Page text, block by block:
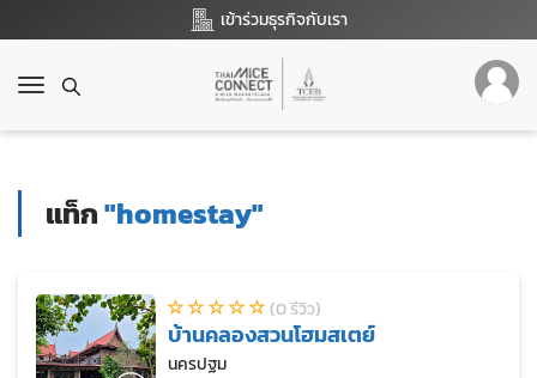
เข้าร่วมธุรกิจกับเรา
T
g
v
g
a
แท็ก"homestay"
(0 รีวิว)
บ้านคลองสวนโฮมสเตย์
นครปฐม